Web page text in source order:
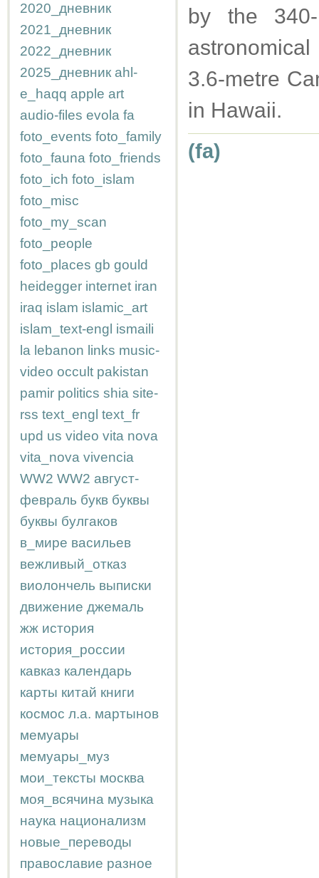
2020_дневник
2021_дневник
2022_дневник
2025_дневник ahl-
e_haqq apple art
audio-files evola fa
foto_events foto_family
foto_fauna foto_friends
foto_ich foto_islam
foto_misc
foto_my_scan
foto_people
foto_places gb gould
heidegger internet iran
iraq islam islamic_art
islam_text-engl ismaili
la lebanon links music-
video occult pakistan
pamir politics shia site-
rss text_engl text_fr
upd us video vita nova
vita_nova vivencia
WW2 WW2 август-
февраль букв буквы
буквы булгаков
в_мире васильев
вежливый_отказ
виолончель выписки
движение джемаль
жж история
история_россии
кавказ календарь
карты китай книги
космос л.а. мартынов
мемуары
мемуары_муз
мои_тексты москва
моя_всячина музыка
наука национализм
новые_переводы
православие разное
by the
3.6-metre
in Hawaii.
(fa)